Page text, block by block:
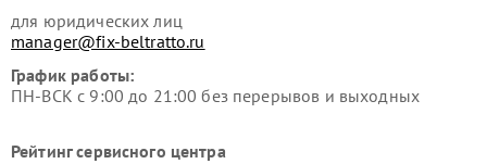
для юридических лиц
manager@fix-beltratto.ru
График работы:
ПН-ВСК с 9:00 до 21:00 без перерывов и выходных
Рейтинг сервисного центра